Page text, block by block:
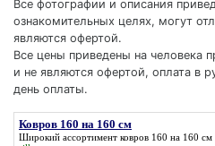
Все фотографии и описания
ознакомительных целях, могут
являются офертой.
Все цены приведены на человека
и не являются офертой, оплата в
день оплаты.
Ковров 160 на 160 см
Широкий ассортимент ковров 160 на 160 см